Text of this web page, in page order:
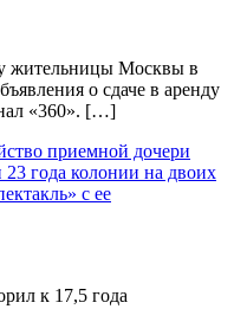
жительницы Москвы в
о сдаче в аренду
«360». […]
года колонии на двоих
с ее
к 17,5 года